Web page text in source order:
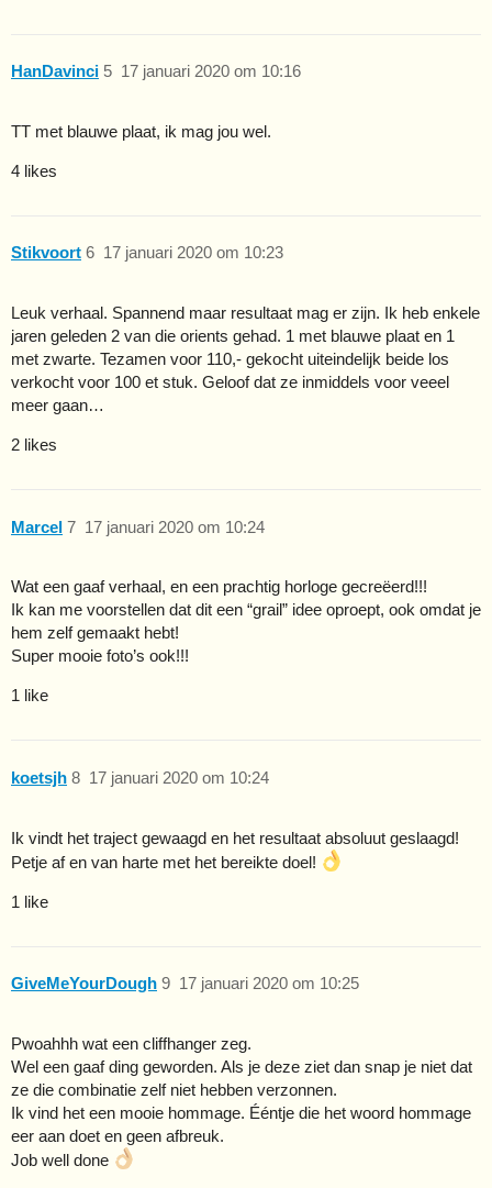
HanDavinci 17 januari 2020 om 10:16
5
TT met blauwe plaat, ik mag jou wel.
4 likes
Stikvoort 17 januari 2020 om 10:23
6
Leuk verhaal. Spannend maar resultaat mag er zijn. Ik heb enkele
jaren geleden 2 van die orients gehad. 1 met blauwe plaat en 1
met zwarte. Tezamen voor 110,- gekocht uiteindelijk beide los
verkocht voor 100 et stuk. Geloof dat ze inmiddels voor veeel
meer gaan…
2 likes
Marcel 17 januari 2020 om 10:24
7
Wat een gaaf verhaal, en een prachtig horloge gecreëerd!!!
Ik kan me voorstellen dat dit een “grail” idee oproept, ook omdat je
hem zelf gemaakt hebt!
Super mooie foto’s ook!!!
1 like
koetsjh 17 januari 2020 om 10:24
8
Ik vindt het traject gewaagd en het resultaat absoluut geslaagd!
Petje af en van harte met het bereikte doel!
1 like
GiveMeYourDough 17 januari 2020 om 10:25
9
Pwoahhh wat een cliffhanger zeg.
Wel een gaaf ding geworden. Als je deze ziet dan snap je niet dat
ze die combinatie zelf niet hebben verzonnen.
Ik vind het een mooie hommage. Ééntje die het woord hommage
eer aan doet en geen afbreuk.
Job well done